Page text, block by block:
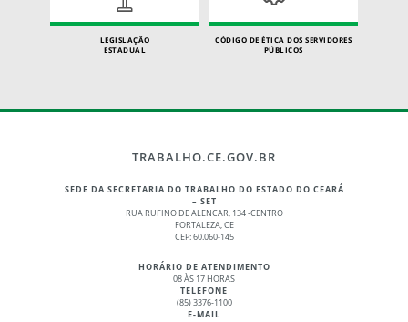
LEGISLAÇÃO
ESTADUAL
CÓDIGO DE ÉTICA DOS SERVIDORES
PÚBLICOS
TRABALHO.CE.GOV.BR
SEDE DA SECRETARIA DO TRABALHO DO ESTADO DO CEARÁ
– SET
RUA RUFINO DE ALENCAR, 134 -CENTRO
FORTALEZA, CE
CEP: 60.060-145
HORÁRIO DE ATENDIMENTO
08 ÀS 17 HORAS
TELEFONE
(85) 3376-1100
E-MAIL